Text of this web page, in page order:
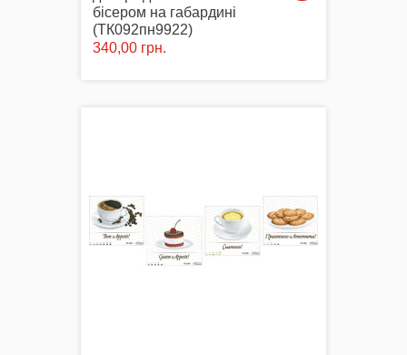
бісером на габардині
(ТК092пн9922)
340,00 грн.